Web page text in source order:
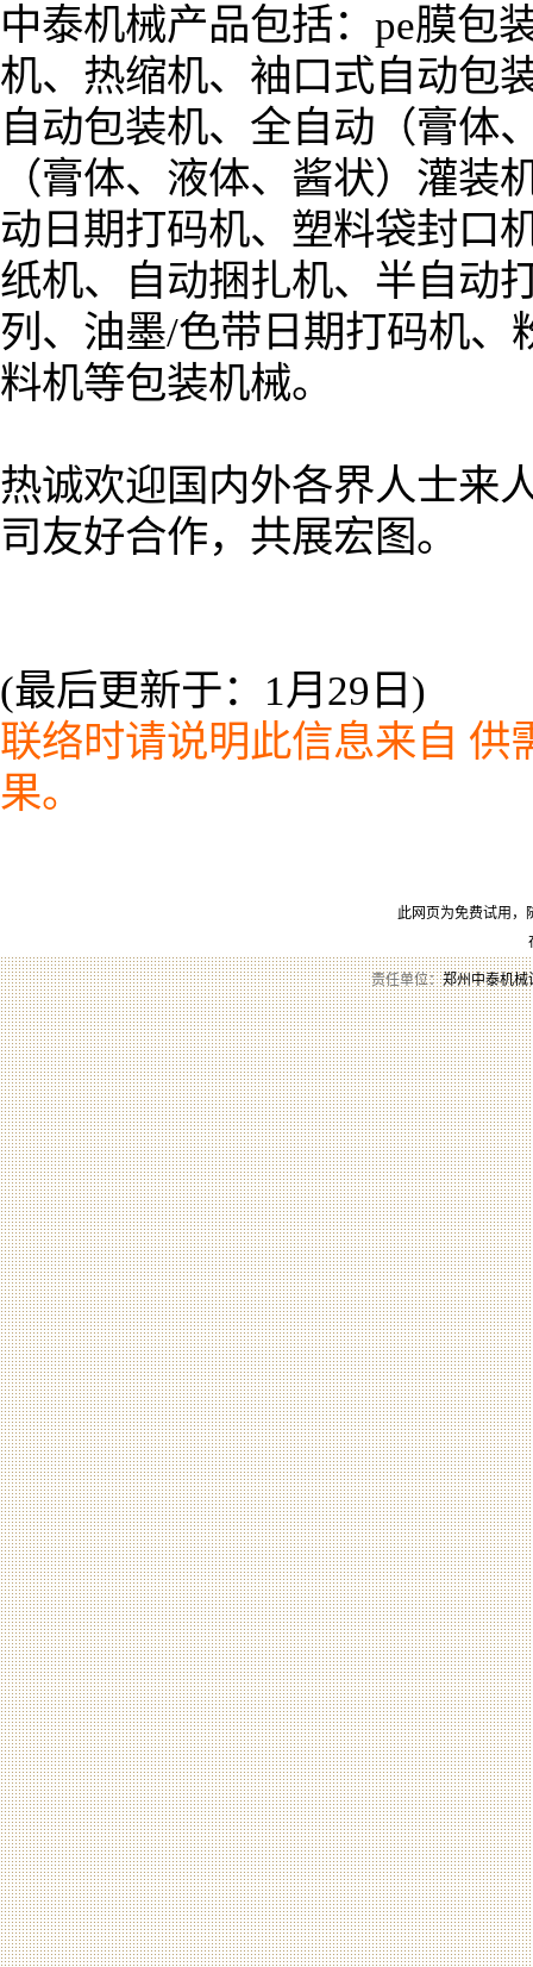
中泰机械产品包括：pe膜包
机、热缩机、袖口式自动包
自动包装机、全自动（膏体
（膏体、液体、酱状）灌
动日期打码机、塑料袋封口
纸机、自动捆扎机、半自动
列、油墨/色带日期打码机
料机等包装机械。
热诚欢迎国内外各界人士来
司友好合作，共展宏图。
(最后更新于：1月29日)
联络时请说明此信息来自 供
果。
此网页为免费试用，
责任单位：郑州中泰机械